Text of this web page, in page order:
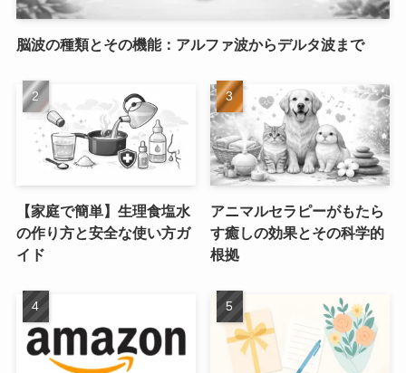
脳波の種類とその機能：アルファ波からデルタ波まで
【家庭で簡単】生理食塩水
の作り方と安全な使い方ガ
イド
アニマルセラピーがもたら
す癒しの効果とその科学的
根拠